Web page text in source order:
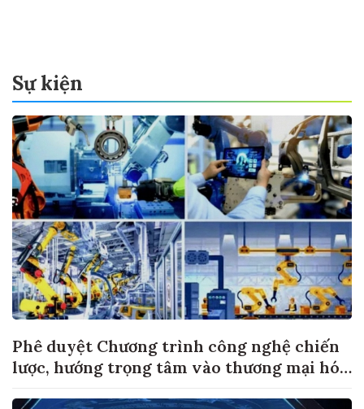
Sự kiện
Phê duyệt Chương trình công nghệ chiến
lược, hướng trọng tâm vào thương mại hóa